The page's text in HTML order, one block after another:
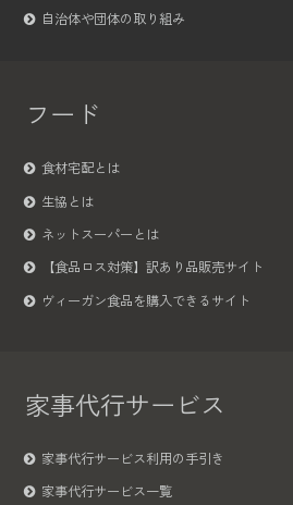
自治体や団体の取り組み
フード
食材宅配とは
生協とは
ネットスーパーとは
【食品ロス対策】訳あり品販売サイト
ヴィーガン食品を購入できるサイト
家事代行サービス
家事代行サービス利用の手引き
家事代行サービス一覧